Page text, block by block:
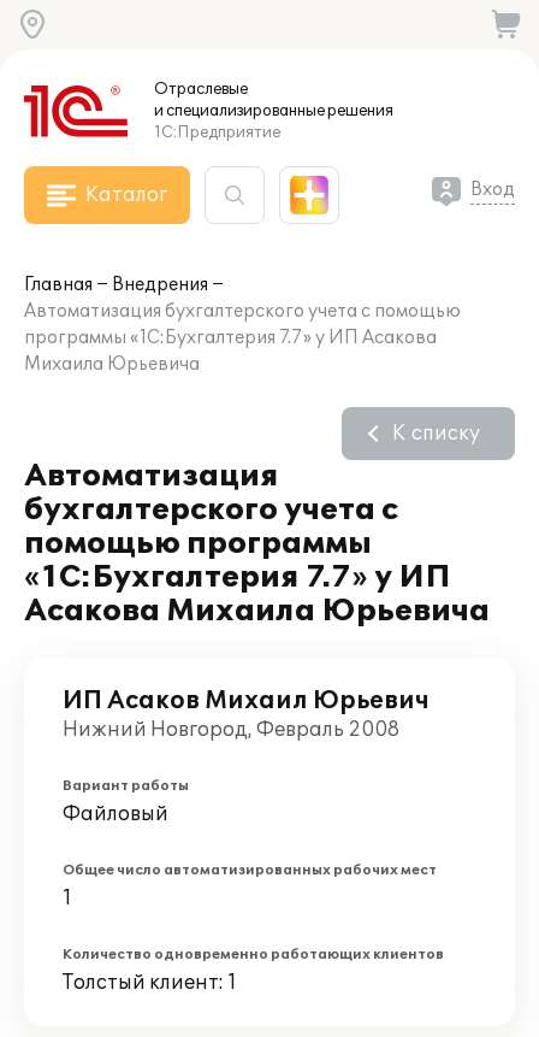
Отраслевые
и специализированныерешения
1С:Предприятие
Каталог Вход
Главная
Внедрения
Автоматизация бухгалтерского учета с помощью
программы «1С:Бухгалтерия 7.7» у ИП Асакова
Михаила Юрьевича
Автоматизация
бухгалтерского учета с
помощью программы
«1С:Бухгалтерия 7.7» у ИП
Асакова Михаила Юрьевича
К списку
ИП Асаков Михаил Юрьевич
Нижний Новгород, Февраль 2008
Вариант работы
Файловый
Общее число автоматизированных рабочих мест
1
Количество одновременно работающих клиентов
Толстый клиент: 1